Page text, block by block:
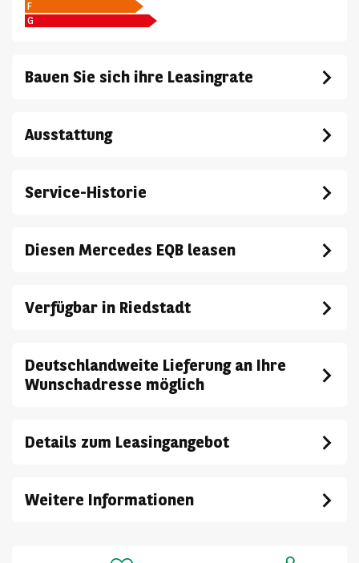
F
G
Bauen Sie sich ihre Leasingrate
Ausstattung
Service-Historie
Diesen Mercedes EQB leasen
Verfügbar in Riedstadt
Deutschlandweite Lieferung an Ihre
Wunschadresse möglich
Details zum Leasingangebot
Weitere Informationen